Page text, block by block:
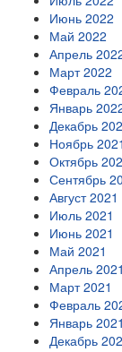
Июнь 2022
Май 2022
Апрель
Март 2022
Февраль
Январь
Декабрь
Ноябрь 2021
Октябрь
Сентябрь
Август 2021
Июль 2021
Июнь 2021
Май 2021
Апрель 2021
Март 2021
Февраль
Январь 2021
Декабрь